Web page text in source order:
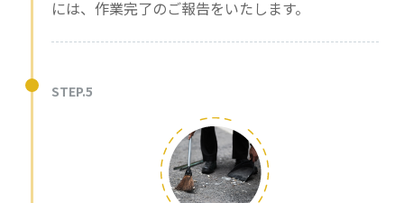
には、作業完了のご報告をいたします。
STEP.5